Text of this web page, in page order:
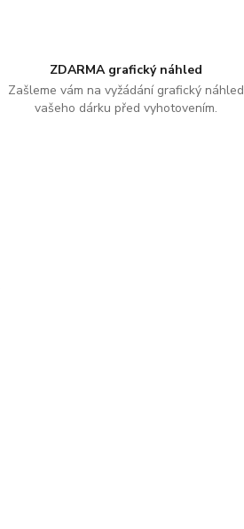
ZDARMA grafický náhled
Zašleme vám na vyžádání grafický náhled
vašeho dárku před vyhotovením.